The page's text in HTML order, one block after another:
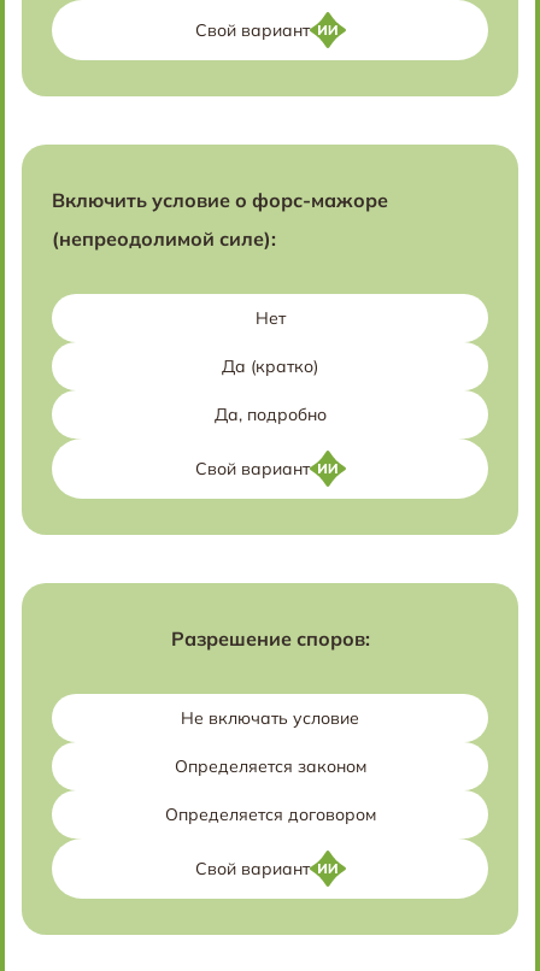
Свой вариант
Включить условие о форс-мажоре
(непреодолимой силе):
Нет
Да (кратко)
Да, подробно
Свой вариант
Разрешение споров:
Не включать условие
Определяется законом
Определяется договором
Свой вариант